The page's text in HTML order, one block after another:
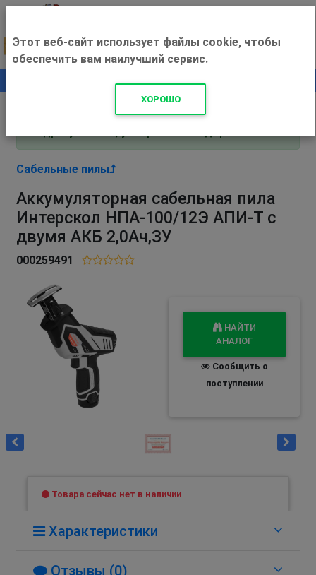
+500 ₽
Внимание! С 3 августа магазин работает по
Сабельные пилы
Аккумуляторная сабельная пила
Интерскол НПА-100/12Э АПИ-Т с
двумя АКБ 2,0Ач,ЗУ
000259491
НАЙТИ
АНАЛОГ
Сообщить о
поступлении
Товара сейчас нет в наличии
Характеристики
Отзывы (0)
Этот веб-сайт использует файлы cookie, чтобы
обеспечить вам наилучший сервис.
ХОРОШО